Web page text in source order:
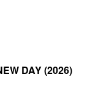
DAY (2026)